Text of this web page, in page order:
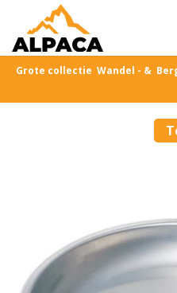
Grote collectie Wandel - &